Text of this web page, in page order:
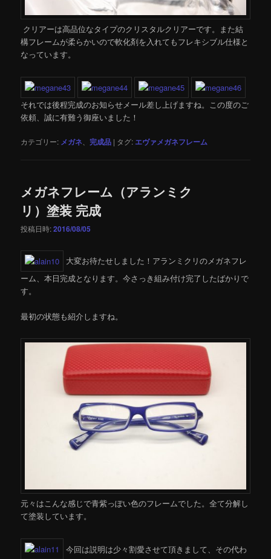
クリアーは高品位なタイプのクリスタルクリアーです。また結
構フレームが柔らかいので軟化剤を入れてもフレキシブル仕様と
なっています。
それでは後程完成のお知らせメール差し上げますね。この度のご
依頼、誠に有難う御座いました！
カテゴリー: メガネ 、完成品 | タグ: エヴァメガネフレーム
メガネフレーム（アランミク
リ）塗装 完成
投稿日時:2016/08/05
大変お待たせしました！アランミクリのメガネフレ
ーム、本日完成となります。今さっき組み付け完了したばかりで
す。
最初の状態も紹介しますね。
元々はこんな感じで青紫っぽい色のフレームでした。全て分解し
て塗装しています。
今回は説明は少々割愛させて頂きまして、その代わ